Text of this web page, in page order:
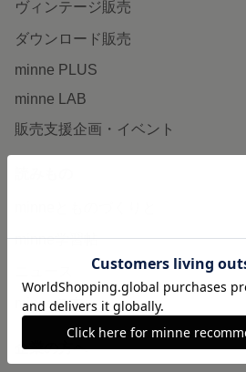
ヴィンテージ販売
ダウンロード販売
minne PLUS
minne LAB
販売支援企画・イベント
minne学習帖
minneの本
企業の方へ